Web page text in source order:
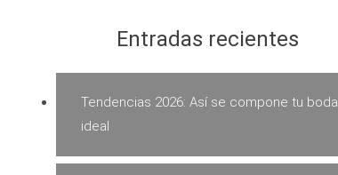
Entradas recientes
Tendencias 2026: Así se compone tu boda
ideal